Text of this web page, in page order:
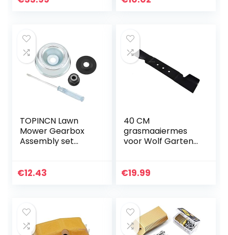
TOPINCN Lawn
Mower Gearbox
Assembly set
n voor
€12.43
40 CM
grasmaaiermes
voor Wolf Garten
742-05125 582045
€19.99